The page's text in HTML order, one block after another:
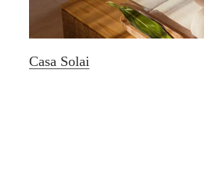
Casa Solai